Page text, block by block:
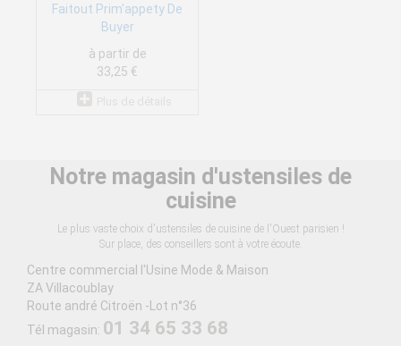
Faitout Prim'appety De
Buyer
à partir de
33,25 €
Notre magasin d'ustensiles de
cuisine
Le plus vaste choix d'ustensiles de cuisine de l'Ouest parisien !
Sur place, des conseillers sont à votre écoute.
Centre commercial l'Usine Mode & Maison
ZA Villacoublay
Route andré Citroën -Lot n°36
Tél magasin: 01 34 65 33 68